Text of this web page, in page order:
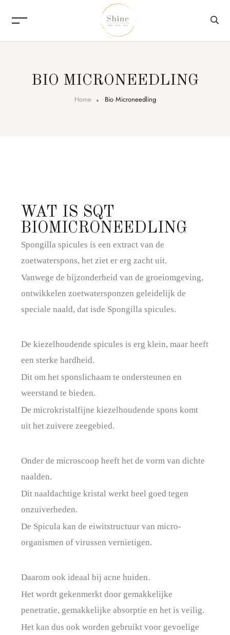
BIO MICRONEEDLING
Home Bio Microneedling
WAT IS SQT
BIOMICRONEEDLING
Spongilla spicules is een extract van de
zoetwaterspons, het ziet er erg zacht uit.
Vanwege de bijzonderheid van de groeiomgeving,
ontwikkelen zoetwatersponzen geleidelijk de
speciale naald, dat isde Spongilla spicules.
De kiezelhoudende spicules is erg klein, maar heeft
een sterke hardheid.
Dit om het sponslichaam te ondersteunen en
weerstand te bieden.
De microkristalfijne kiezelhoudende spons komt
uit het zuivere zeegebied.
Onder de microscoop heeft het de vorm van dichte
naalden.
Dit naaldachtige kristal werkt heel goed tegen
onzuiverheden.
De Spicula kan de eiwitstructuur van micro-
organismen of virussen vernietigen.
Daarom ook ideaal bij acne huiden.
Het wordt gekenmerkt door gemakkelijke
penetratie, gemakkelijke absorptie en het is veilig.
Het kan dus ook worden gebruikt voor gevoelige